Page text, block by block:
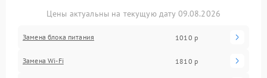
Цены актуальны на текущую дату 09.08.2026
Замена блока питания 1010 р
Замена Wi-Fi 1810 р